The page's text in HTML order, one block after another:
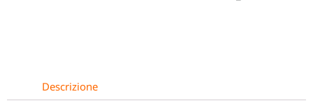
T7
Descrizione